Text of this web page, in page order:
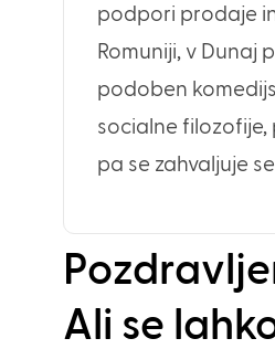
podpori prodaje
Romuniji, v Dunaj
podoben
socialne filozofije,
pa se zahvaljuje
Ali se